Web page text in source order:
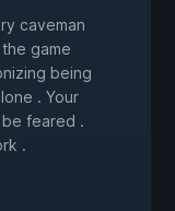
caveman
game
being
. Your
feared .
.